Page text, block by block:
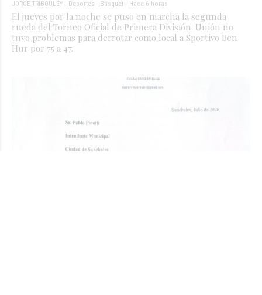
JORGE TRIBOULEY Deportes - Básquet Hace 6 horas
El jueves por la noche se puso en marcha la segunda
rueda del Torneo Oficial de Primera División. Unión no
tuvo problemas para derrotar como local a Sportivo Ben
Hur por 75 a 47.